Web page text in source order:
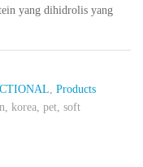
yang dihidrolis yang
, Products
, korea, pet, soft